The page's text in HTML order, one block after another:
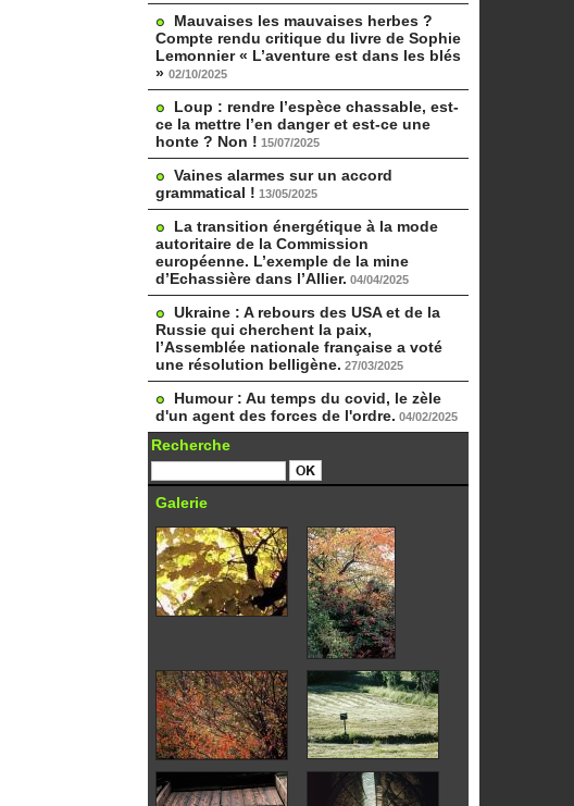
Mauvaises les mauvaises herbes ?
Compte rendu critique du livre de Sophie
Lemonnier « L’aventure est dans les blés
» 02/10/2025
Loup : rendre l’espèce chassable, est-
ce la mettre l’en danger et est-ce une
honte ? Non ! 15/07/2025
Vaines alarmes sur un accord
grammatical ! 13/05/2025
La transition énergétique à la mode
autoritaire de la Commission
européenne. L’exemple de la mine
d’Echassière dans l’Allier. 04/04/2025
Ukraine : A rebours des USA et de la
Russie qui cherchent la paix,
l’Assemblée nationale française a voté
une résolution belligène. 27/03/2025
Humour : Au temps du covid, le zèle
d'un agent des forces de l'ordre. 04/02/2025
Recherche
Galerie